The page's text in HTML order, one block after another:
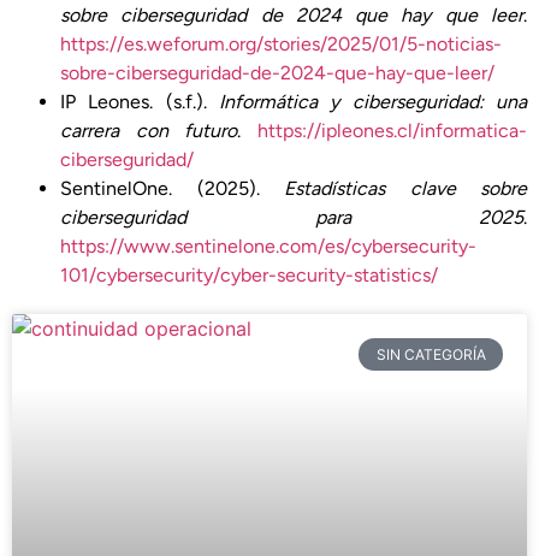
sobre ciberseguridad de 2024 que hay que leer.
https://es.weforum.org/stories/2025/01/5-noticias-
sobre-ciberseguridad-de-2024-que-hay-que-leer/
IP Leones. (s.f.). Informática y ciberseguridad: una
carrera con futuro. https://ipleones.cl/informatica-
ciberseguridad/
SentinelOne. (2025). Estadísticas clave sobre
ciberseguridad para 2025.
https://www.sentinelone.com/es/cybersecurity-
101/cybersecurity/cyber-security-statistics/
SIN CATEGORÍA